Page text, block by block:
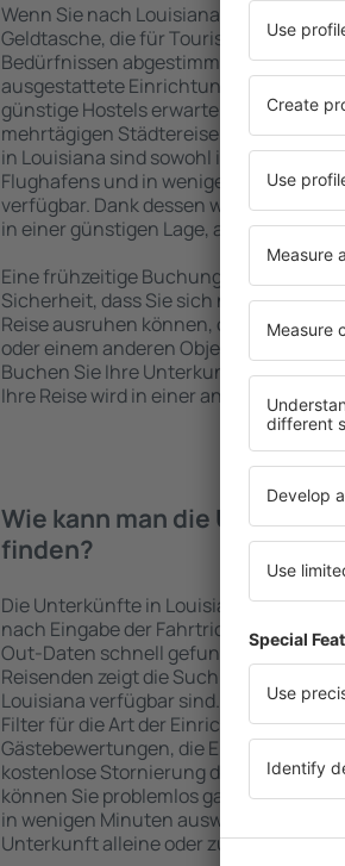
Wenn Sie nach Louisiana reisen,
Geldtasche, die für Touristen mit
Bedürfnissen abgestimmt sind.
ausgestattete Einrichtungen mit vielen
günstige Hostels erwarten die
mehrtägigen Städtereise
in Louisiana sind sowohl im Zentrum
Flughafens und in weniger beliebten
verfügbar. Dank dessen wählen Sie
in einer günstigen Lage, abhängig von
Eine frühzeitige Buchung der
Sicherheit, dass Sie sich nach dem
Reise ausruhen können, ohne nach
oder einem anderen Objekt für
Buchen Sie Ihre Unterkunft vor dem
Ihre Reise wird in einer
Wie kann man die
finden?
Die Unterkünfte in Louisiana werden
nach Eingabe der Fahrtrichtung und
Out-Daten schnell gefunden. Nach
Reisenden zeigt die Suchmaschine an,
Louisiana verfügbar sind. Die Auswahl
Filter für die Art der Einrichtung und
Gästebewertungen, die Entfernung
kostenlose Stornierung der Buchung
können Sie problemlos ganz einfach
in wenigen Minuten auswählen. Sie
Unterkunft alleine oder zusammen mit